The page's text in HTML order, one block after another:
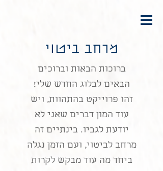
מרחב ביטוי
ברוכות הבאות וברוכים
הבאים לבלוג החדש שלי!
זהו פרוייקט בהתהוות, ויש
עוד המון דברים שאני לא
יודעת לגביו. בינתיים זה
מרחב לביטוי, ועם הזמן נגלה
ביחד מה עוד מבקש לקרות